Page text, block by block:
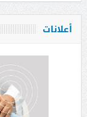
أعلانات